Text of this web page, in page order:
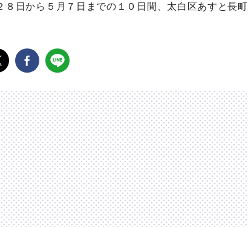
日から５月７日までの１０日間、太白区あすと長町